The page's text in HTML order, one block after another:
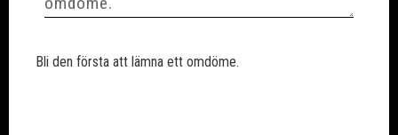
Bli den första att lämna ett omdöme.